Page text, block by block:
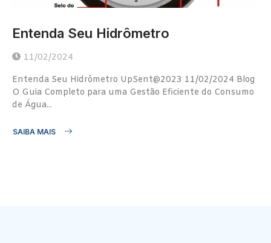
Entenda Seu Hidrômetro
11/02/2024
Entenda Seu Hidrômetro UpSent@2023 11/02/2024 Blog
O Guia Completo para uma Gestão Eficiente do Consumo
de Água...
SAIBA MAIS